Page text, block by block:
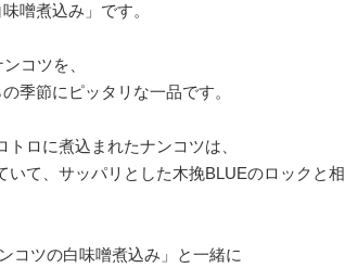
噌煮込み」です。
コツを、
季節にピッタリな一品です。
ロに煮込まれたナンコツは、
て、サッパリとした木挽BLUEのロックと相
コツの白味噌煮込み」と一緒に